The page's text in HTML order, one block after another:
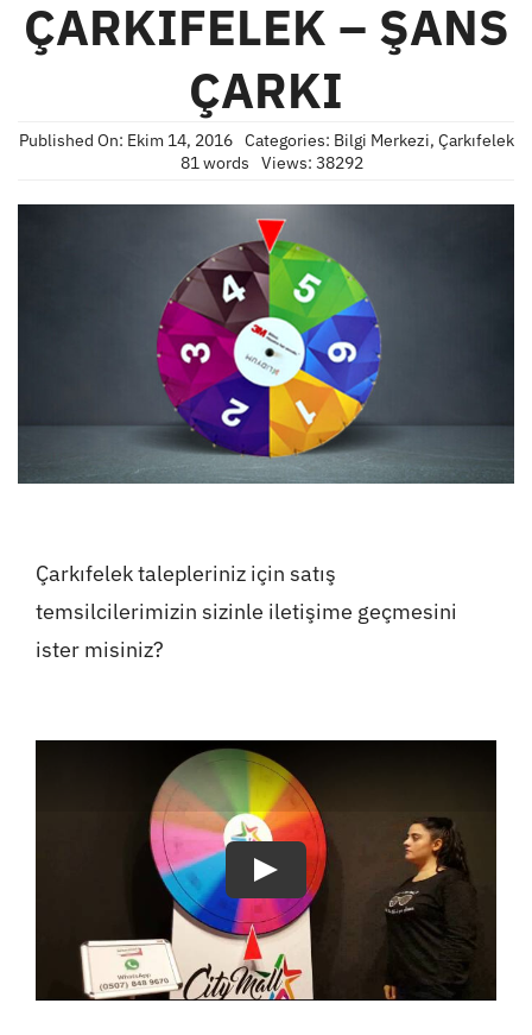
ÇARKIFELEK – ŞANS
ÇARKI
Published On: Ekim 14, 2016 Categories: Bilgi Merkezi, Çarkıfelek
81 words
Views: 38292
Çarkıfelek talepleriniz için satış
temsilcilerimizin sizinle iletişime geçmesini
ister misiniz?